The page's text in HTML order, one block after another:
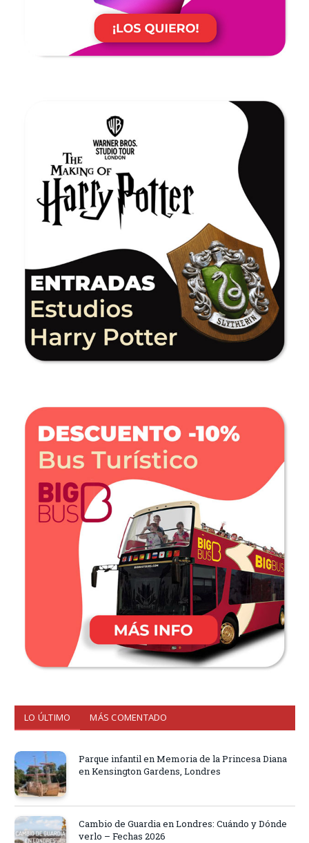
LO ÚLTIMO MÁS COMENTADO
Parque infantil en Memoria de la Princesa Diana
en Kensington Gardens, Londres
Cambio de Guardia en Londres: Cuándo y Dónde
verlo – Fechas 2026